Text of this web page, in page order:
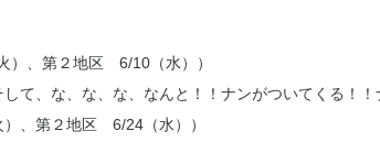
）、第２地区 6/10（水））
て、な、な、な、なんと！！ナンがついてくる！
、第２地区 6/24（水））